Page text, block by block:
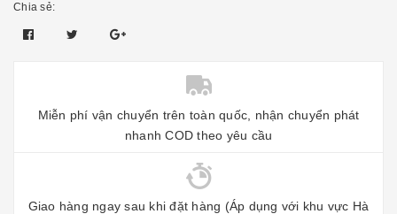
Chia sẻ:
Miễn phí vận chuyển trên toàn quốc, nhận chuyển phát
nhanh COD theo yêu cầu
Giao hàng ngay sau khi đặt hàng (Áp dụng với khu vực Hà